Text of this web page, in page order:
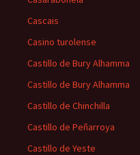
Cascais
Casino turolense
Castillo de Bury Alhamma
Castillo de Bury Alhamma
Castillo de Chinchilla
Castillo de Peñarroya
Castillo de Yeste